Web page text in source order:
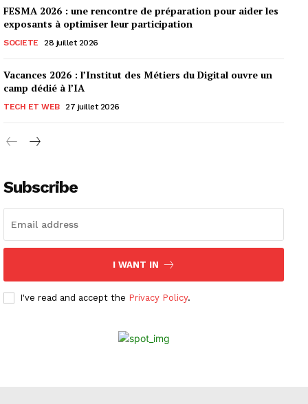
FESMA 2026 : une rencontre de préparation pour aider les
exposants à optimiser leur participation
SOCIETE 28 juillet 2026
Vacances 2026 : l’Institut des Métiers du Digital ouvre un
camp dédié à l’IA
TECH ET WEB 27 juillet 2026
Subscribe
I WANT IN
I've read and accept the Privacy Policy.